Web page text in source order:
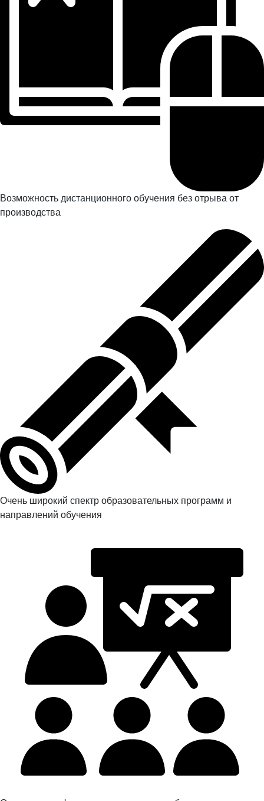
Возможность дистанционного обучения без отрыва от
производства
Очень широкий спектр образовательных программ и
направлений обучения